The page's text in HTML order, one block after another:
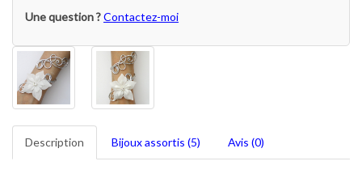
Une question ?Contactez-moi
Description Bijoux assortis (5) Avis (0)